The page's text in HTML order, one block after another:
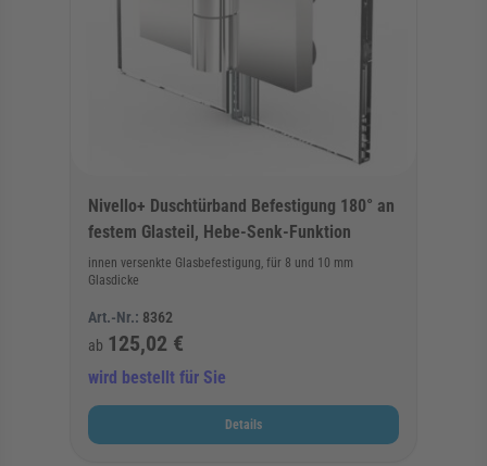
Nivello+ Duschtürband Befestigung 180° an
festem Glasteil, Hebe-Senk-Funktion
innen versenkte Glasbefestigung, für 8 und 10 mm
Glasdicke
Art.-Nr.: 8362
ab 125,02 €
wird bestellt für Sie
Details